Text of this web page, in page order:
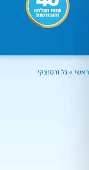
ראשי » גל ורסוצקי